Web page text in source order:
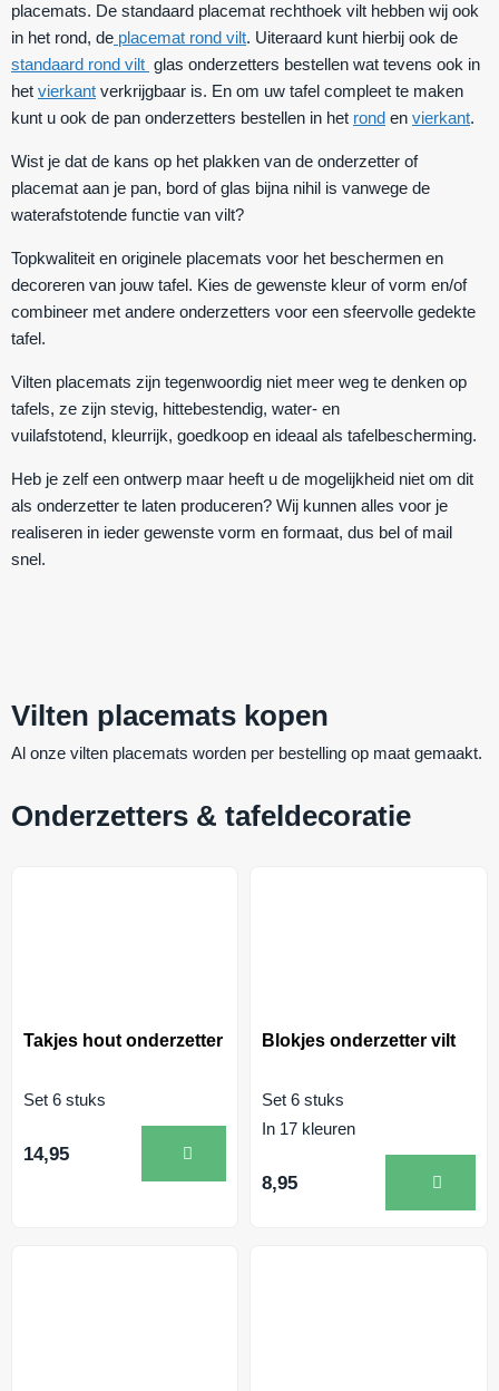
placemats. De standaard placemat rechthoek vilt hebben wij ook
in het rond, de placemat rond vilt. Uiteraard kunt hierbij ook de
standaard rond vilt glas onderzetters bestellen wat tevens ook in
het vierkant verkrijgbaar is. En om uw tafel compleet te maken
kunt u ook de pan onderzetters bestellen in het rond en vierkant.
Wist je dat de kans op het plakken van de onderzetter of
placemat aan je pan, bord of glas bijna nihil is vanwege de
waterafstotende functie van vilt?
Topkwaliteit en originele placemats voor het beschermen en
decoreren van jouw tafel. Kies de gewenste kleur of vorm en/of
combineer met andere onderzetters voor een sfeervolle gedekte
tafel.
Vilten placemats zijn tegenwoordig niet meer weg te denken op
tafels, ze zijn stevig, hittebestendig, water- en
vuilafstotend, kleurrijk, goedkoop en ideaal als tafelbescherming.
Heb je zelf een ontwerp maar heeft u de mogelijkheid niet om dit
als onderzetter te laten produceren? Wij kunnen alles voor je
realiseren in ieder gewenste vorm en formaat, dus bel of mail
snel.
Vilten placemats kopen
Al onze vilten placemats worden per bestelling op maat gemaakt.
Onderzetters & tafeldecoratie
Takjes hout onderzetter
Set 6 stuks
14,95
Blokjes onderzetter vilt
Set 6 stuks
In 17 kleuren
8,95